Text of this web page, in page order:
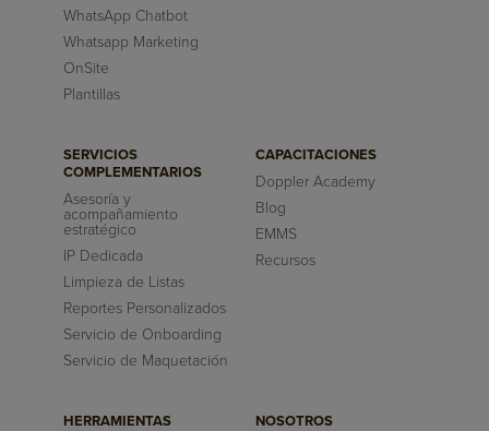
WhatsApp Chatbot
Whatsapp Marketing
OnSite
Plantillas
SERVICIOS
COMPLEMENTARIOS
Asesoría y
acompañamiento
estratégico
IP Dedicada
Limpieza de Listas
Reportes Personalizados
Servicio de Onboarding
Servicio de Maquetación
CAPACITACIONES
Doppler Academy
Blog
EMMS
Recursos
HERRAMIENTAS NOSOTROS